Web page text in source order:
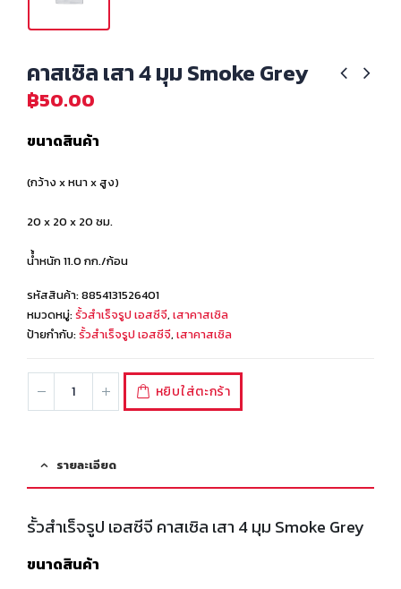
คาสเซิล เสา 4 มุม Smoke Grey
฿50.00
ขนาดสินค้า
(กว้าง x หนา x สูง)
20 x 20 x 20 ซม.
นํ้ำหนัก 11.0 กก./ก้อน
รหัสสินค้า:8854131526401
หมวดหมู่:รั้วสำเร็จรูป เอสซีจี, เสาคาสเซิล
ป้ายกำกับ:รั้วสำเร็จรูป เอสซีจี, เสาคาสเซิล
หยิบใส่ตะกร้า
รายละเอียด
รั้วสำเร็จรูป เอสซีจี คาสเซิล เสา 4 มุม Smoke Grey
ขนาดสินค้า